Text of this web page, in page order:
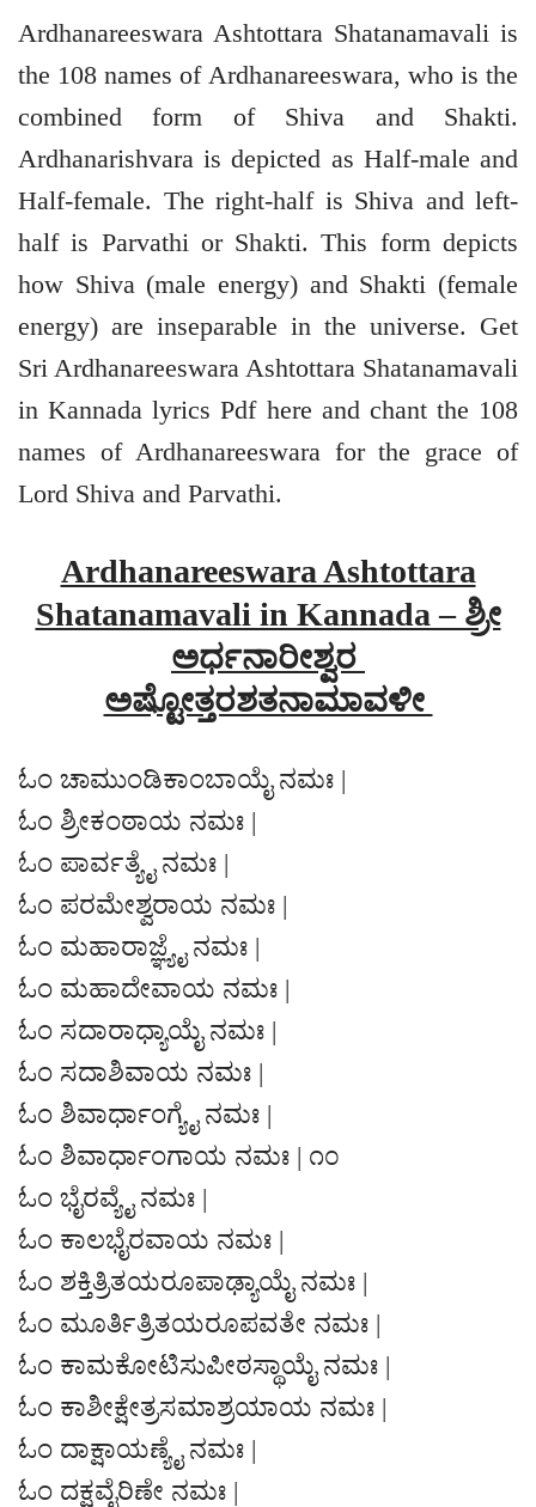
Ardhanareeswara Ashtottara Shatanamavali is
the 108 names of Ardhanareeswara, who is the
combined form of Shiva and Shakti.
Ardhanarishvara is depicted as Half-male and
Half-female. The right-half is Shiva and left-
half is Parvathi or Shakti. This form depicts
how Shiva (male energy) and Shakti (female
energy) are inseparable in the universe. Get
Sri Ardhanareeswara Ashtottara Shatanamavali
in Kannada lyrics Pdf here and chant the 108
names of Ardhanareeswara for the grace of
Lord Shiva and Parvathi.
Ardhanareeswara Ashtottara
Shatanamavali in Kannada – ಶ್ರೀ
ಅರ್ಧನಾರೀಶ್ವರ
ಅಷ್ಟೋತ್ತರಶತನಾಮಾವಳೀ
ಓಂ ಚಾಮುಂಡಿಕಾಂಬಾಯೈ ನಮಃ |
ಓಂ ಶ್ರೀಕಂಠಾಯ ನಮಃ |
ಓಂ ಪಾರ್ವತ್ಯೈ ನಮಃ |
ಓಂ ಪರಮೇಶ್ವರಾಯ ನಮಃ |
ಓಂ ಮಹಾರಾಜ್ಞ್ಯೈ ನಮಃ |
ಓಂ ಮಹಾದೇವಾಯ ನಮಃ |
ಓಂ ಸದಾರಾಧ್ಯಾಯೈ ನಮಃ |
ಓಂ ಸದಾಶಿವಾಯ ನಮಃ |
ಓಂ ಶಿವಾರ್ಧಾಂಗ್ಯೈ ನಮಃ |
ಓಂ ಶಿವಾರ್ಧಾಂಗಾಯ ನಮಃ | ೧೦
ಓಂ ಭೈರವ್ಯೈ ನಮಃ |
ಓಂ ಕಾಲಭೈರವಾಯ ನಮಃ |
ಓಂ ಶಕ್ತಿತ್ರಿತಯರೂಪಾಢ್ಯಾಯೈ ನಮಃ |
ಓಂ ಮೂರ್ತಿತ್ರಿತಯರೂಪವತೇ ನಮಃ |
ಓಂ ಕಾಮಕೋಟಿಸುಪೀಠಸ್ಥಾಯೈ ನಮಃ |
ಓಂ ಕಾಶೀಕ್ಷೇತ್ರಸಮಾಶ್ರಯಾಯ ನಮಃ |
ಓಂ ದಾಕ್ಷಾಯಣ್ಯೈ ನಮಃ |
ಓಂ ದಕ್ಷವೈರಿಣೇ ನಮಃ |